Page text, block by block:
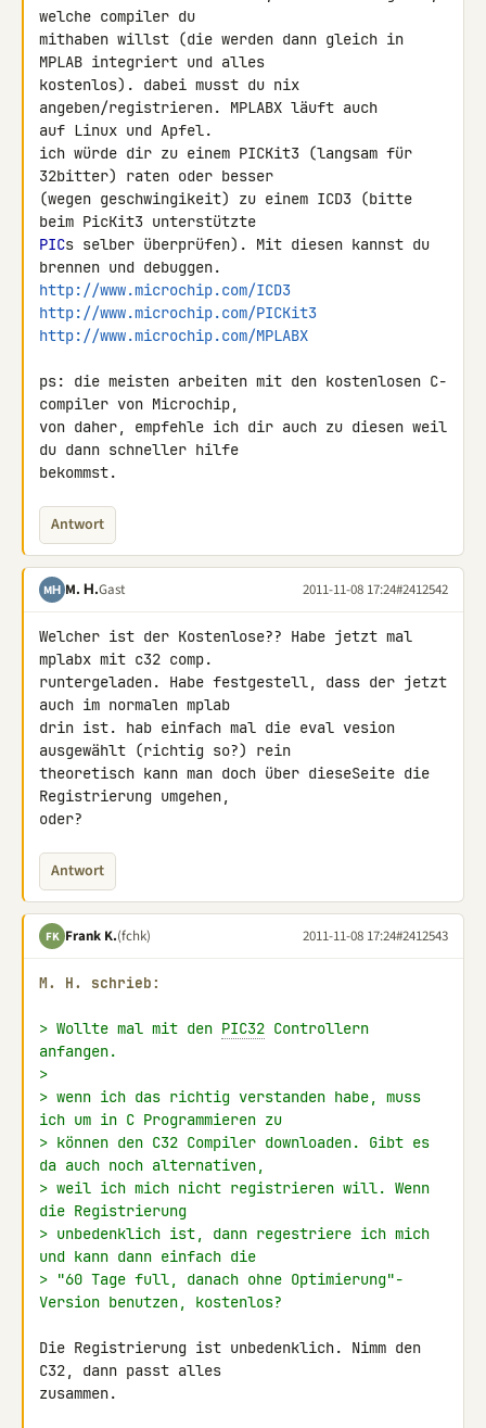
welche compiler du
mithaben willst (die werden dann gleich in
MPLAB integriert und alles
kostenlos). dabei musst du nix
angeben/registrieren. MPLABX läuft auch
auf Linux und Apfel.
ich würde dir zu einem PICKit3 (langsam für
32bitter) raten oder besser
(wegen geschwingikeit) zu einem ICD3 (bitte
PICs selber überprüfen). Mit diesen kannst du
http://www.microchip.com/ICD3
http://www.microchip.com/PICKit3
http://www.microchip.com/MPLABX
ps: die meisten arbeiten mit den kostenlosen C-
compiler von Microchip,
von daher, empfehle ich dir auch zu diesen weil
du dann schneller hilfe
bekommst.
Antwort
MН M. Н.Gast 2011-11-08 17:24#2412542
Welcher ist der Kostenlose?? Habe jetzt mal
mplabx mit c32 comp.
runtergeladen. Habe festgestell, dass der jetzt
auch im normalen mplab
drin ist. hab einfach mal die eval vesion
ausgewählt (richtig so?) rein
theoretisch kann man doch über dieseSeite die
Registrierung umgehen,
oder?
Antwort
FK Frank K.(fchk) 2011-11-08 17:24#2412543
M. H. schrieb:
> Wollte mal mit den PIC32 Controllern
anfangen.
>
> wenn ich das richtig verstanden habe, muss
ich um in C Programmieren zu
> können den C32 Compiler downloaden. Gibt es
da auch noch alternativen,
> weil ich mich nicht registrieren will. Wenn
die Registrierung
> unbedenklich ist, dann regestriere ich mich
und kann dann einfach die
> "60 Tage full, danach ohne Optimierung"-
Version benutzen, kostenlos?
Die Registrierung ist unbedenklich. Nimm den
C32, dann passt alles
zusammen.